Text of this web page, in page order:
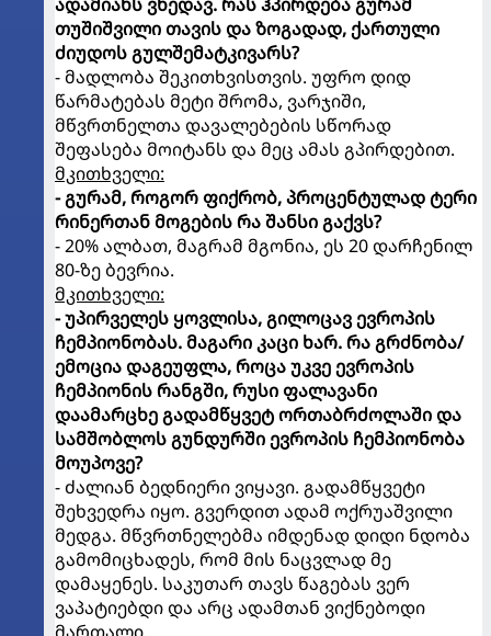
თუშიშვილი თავის და ზოგადად, ქართული
ძიუდოს გულშემატკივარს?
- მადლობა შეკითხვისთვის. უფრო დიდ
წარმატებას მეტი შრომა, ვარჯიში,
მწვრთნელთა დავალებების სწორად
შეფასება მოიტანს და მეც ამას გპირდებით.
მკითხველი:
- გურამ, როგორ ფიქრობ, პროცენტულად ტერი
რინერთან მოგების რა შანსი გაქვს?
- 20% ალბათ, მაგრამ მგონია, ეს 20 დარჩენილ
80-ზე ბევრია.
მკითხველი:
- უპირველეს ყოვლისა, გილოცავ ევროპის
ჩემპიონობას. მაგარი კაცი ხარ. რა გრძნობა/
ემოცია დაგეუფლა, როცა უკვე ევროპის
ჩემპიონის რანგში, რუსი ფალავანი
დაამარცხე გადამწყვეტ ორთაბრძოლაში და
სამშობლოს გუნდურში ევროპის ჩემპიონობა
მოუპოვე?
- ძალიან ბედნიერი ვიყავი. გადამწყვეტი
შეხვედრა იყო. გვერდით ადამ ოქრუაშვილი
მედგა. მწვრთნელებმა იმდენად დიდი ნდობა
გამომიცხადეს, რომ მის ნაცვლად მე
დამაყენეს. საკუთარ თავს წაგებას ვერ
ვაპატიებდი და არც ადამთან ვიქნებოდი